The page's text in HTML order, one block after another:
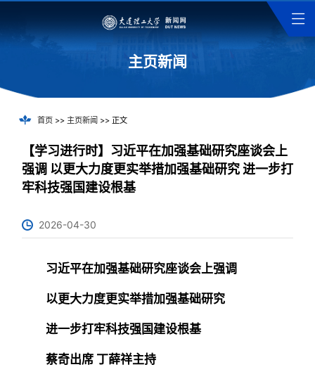
主页新闻
首页>> 主页新闻 >> 正文
【学习进行时】习近平在加强基础研究座谈会上
强调 以更大力度更实举措加强基础研究 进一步打
牢科技强国建设根基
2026-04-30
习近平在加强基础研究座谈会上强调
以更大力度更实举措加强基础研究
进一步打牢科技强国建设根基
蔡奇出席 丁薛祥主持